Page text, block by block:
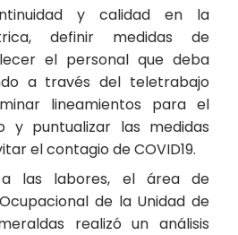
y calidad en la
definir medidas de
el personal que deba
a través del teletrabajo
lineamientos para el
y puntualizar las medidas
el contagio de COVID19.
las labores, el área de
de la Unidad de
realizó un análisis